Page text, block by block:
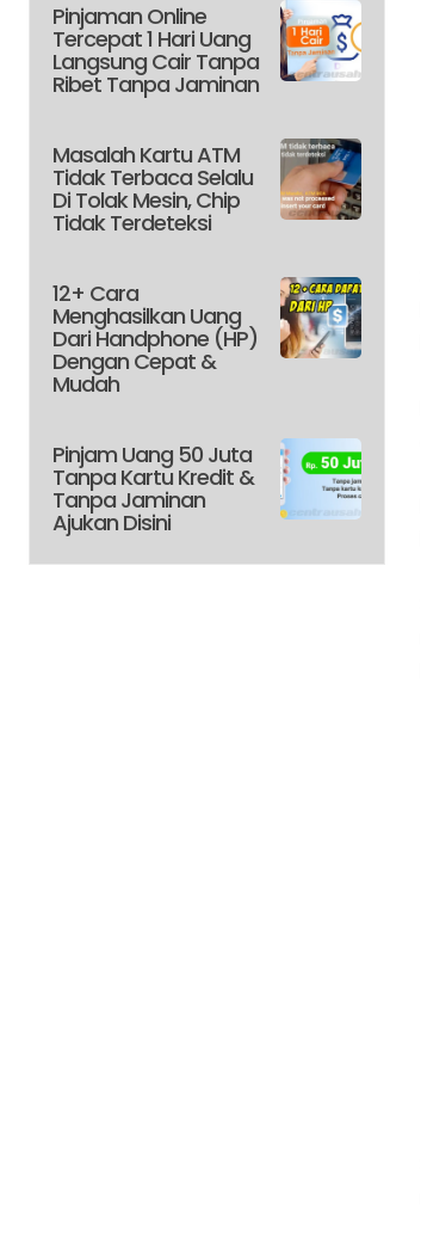
Pinjaman Online
Tercepat 1 Hari Uang
Langsung Cair Tanpa
Ribet Tanpa Jaminan
Masalah Kartu ATM
Tidak Terbaca Selalu
Di Tolak Mesin, Chip
Tidak Terdeteksi
12+ Cara
Menghasilkan Uang
Dari Handphone (HP)
Dengan Cepat &
Mudah
Pinjam Uang 50 Juta
Tanpa Kartu Kredit &
Tanpa Jaminan
Ajukan Disini